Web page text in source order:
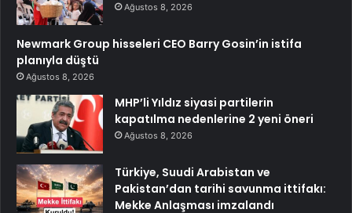
Ağustos 8, 2026
Newmark Group hisseleri CEO Barry Gosin’in istifa
planıyla düştü
Ağustos 8, 2026
MHP’li Yıldız siyasi partilerin
kapatılma nedenlerine 2 yeni öneri
Ağustos 8, 2026
Türkiye, Suudi Arabistan ve
Pakistan’dan tarihi savunma ittifakı:
Mekke Anlaşması imzalandı